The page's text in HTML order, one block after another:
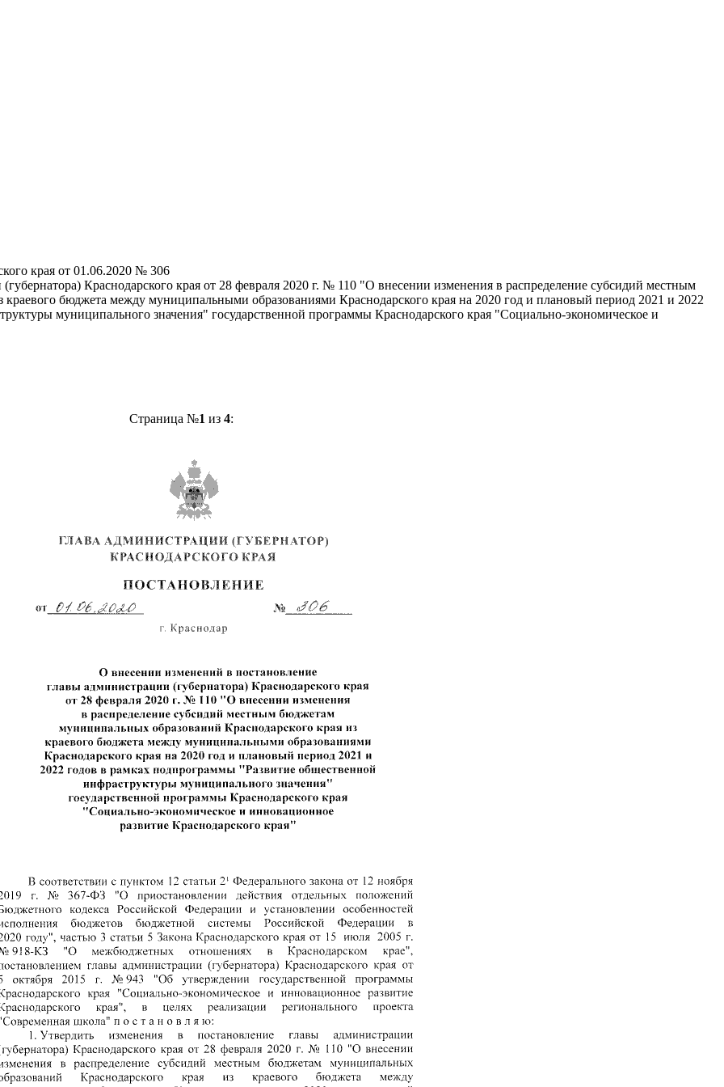
края от 01.06.2020 № 306
Краснодарского края от 28 февраля 2020 г. № 110 "О внесении изменения в распределение субсидий местным
бюджета между муниципальными образованиями Краснодарского края на 2020 год и плановый период 2021 и 2022
муниципального значения" государственной программы Краснодарского края "Социально-экономическое и
Страница №1 из 4: